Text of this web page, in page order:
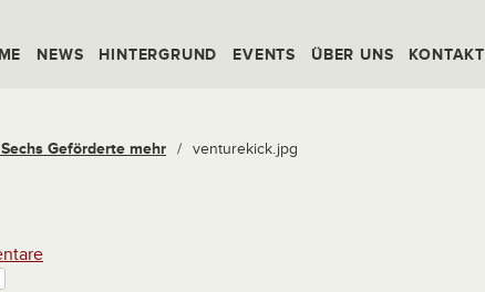
NEWS HINTERGRUND EVENTS ÜBER UNS KONTAKT
Geförderte mehr / venturekick.jpg